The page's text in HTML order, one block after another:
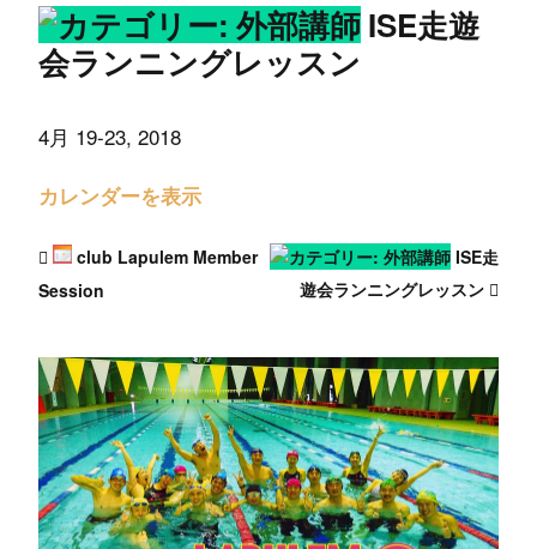
ISE走遊
会ランニングレッスン
4月 19-23, 2018
カレンダーを表示
club Lapulem Member
Session
ISE走
遊会ランニングレッスン